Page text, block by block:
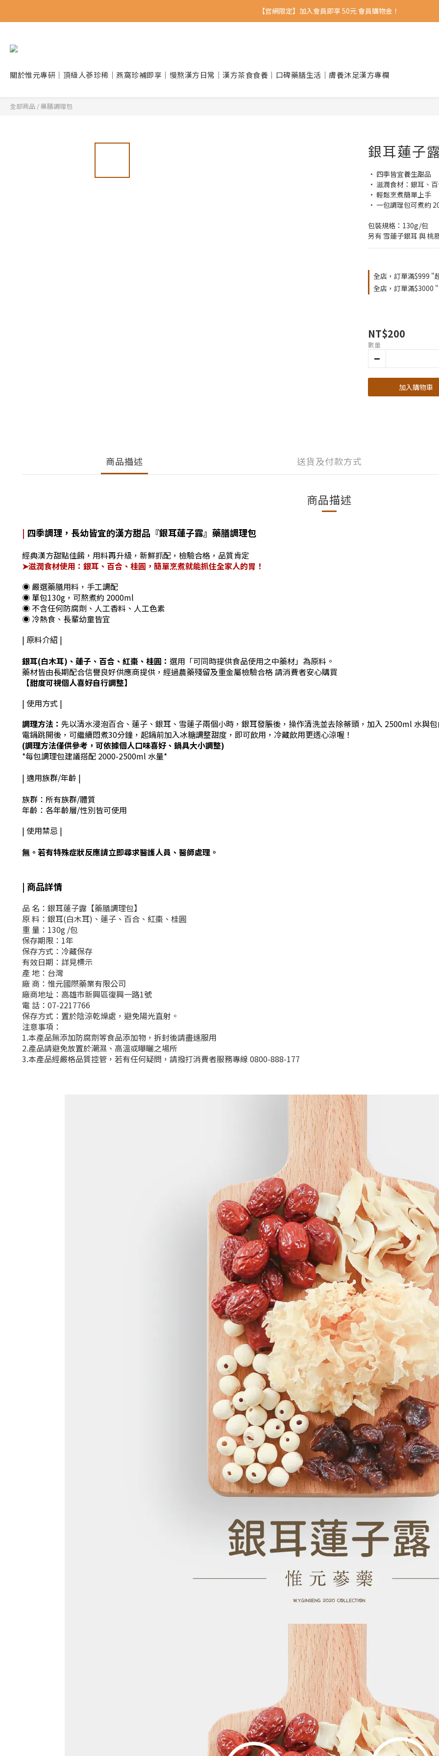
【官網限定】加入會員即享 50元 會員購物金！
關於惟元專研｜頂級人蔘珍稀｜燕窩珍補即享｜慢熬漢方日常｜漢方茶食食養｜口碑藥膳生活｜膚養沐足漢方專欄
全部商品 /藥膳調理包
銀耳蓮子
• 四季皆宜養生甜品
• 滋潤食材：銀耳、
• 輕鬆烹煮簡單上手
• 一包調理包可煮約
包裝規格：130g/包
另有 雪蓮子銀耳 與 桃
全店，訂單滿$999 "
全店，訂單滿$3000
NT$200
數量
加入購物車
商品描述 送貨及付款方式
商品描述
| 四季調理 ，長幼皆宜的漢方甜品『銀耳蓮子露』藥膳調理包
經典漢方甜點佳餚，用料再升級，新鮮抓配，檢驗合格，品質肯定
➤滋潤食材使用： 銀耳、百合、桂圓，簡單烹煮就能抓住全家人的胃！
◉ 嚴選藥膳用料，手工調配
◉ 單包130g，可熬煮約 2000ml
◉ 不含任何防腐劑、人工香料、人工色素
◉ 冷熱食、長輩幼童皆宜
| 原料介紹 |
銀耳(白木耳)、蓮子、百合、紅棗、桂圓 ： 選用 「可同時提供食品使用之中藥材」為原料。
藥材皆由長期配合信譽良好供應商提供， 經過農藥殘留及重金屬檢驗合格 請消費者安心購買
【甜度可視個人喜好自行調整】
| 使用方式 |
調理方法： 先以清水浸泡百合、蓮子、銀耳、雪蓮子兩個小時，銀耳發脹後，操作清洗並去除蒂頭，加入 2500ml 水與
電鍋跳開後，可繼續悶煮30分鐘，起鍋前加入冰糖調整甜度，即可飲用，冷藏飲用更透心涼喔！
(調理方法僅供參考，可依據個人口味喜好、鍋具大小調整)
*每包調理包建議搭配 2000-2500ml 水量*
| 適用族群/年齡 |
族群：所有族群/體質
年齡：各年齡層/性別皆可使用
| 使用禁忌 |
無。若有特殊症狀反應請立即尋求醫護人員、醫師處理。
| 商品詳情
品 名：銀耳蓮子露【藥膳調理包】
原 料：銀耳(白木耳)、蓮子、百合、紅棗、桂圓
重 量：130g /包
保存期限：1年
保存方式：冷藏保存
有效日期：詳見標示
產 地：台灣
廠 商：惟元國際藥業有限公司
廠商地址：高雄市新興區復興一路1號
電 話：07-2217766
保存方式： 置於陰涼乾燥處 ， 避免陽光直射 。
注意事項：
1.本產品無添加防腐劑等食品添加物，拆封後請盡速服用
2.產品請避免放置於潮濕、高溫或曝曬之場所
3.本產品經嚴格品質控管，若有任何疑問，請撥打消費者服務專線 0800-888-177